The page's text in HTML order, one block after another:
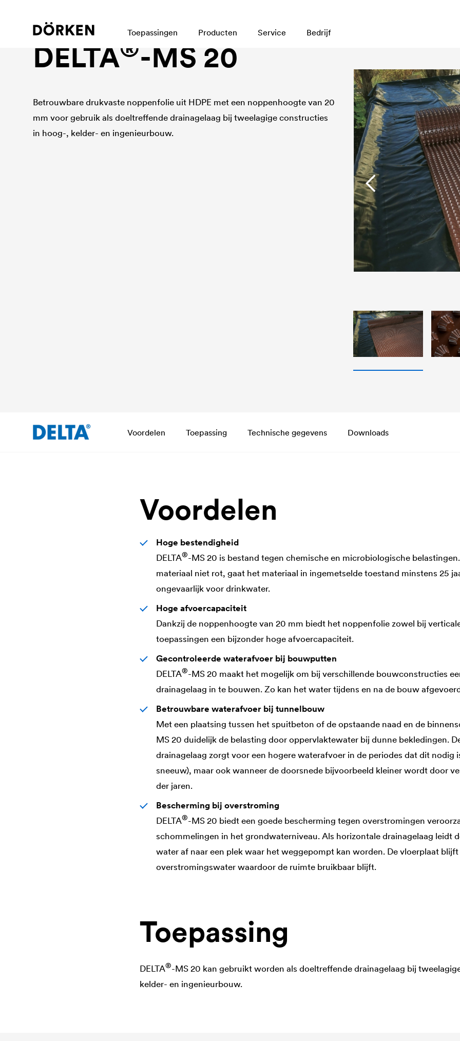
Toepassingen Producten Service Bedrijf
Noppenfolie
DELTA®-MS 20
Betrouwbare drukvaste noppenfolie uit HDPE met een noppenhoogte van 20
mm voor gebruik als doeltreffende drainagelaag bij tweelagige constructies
in hoog-, kelder- en ingenieurbouw.
Voordelen Toepassing Technische gegevens Downloads
Voordelen
Hoge bestendigheid
DELTA®-MS 20 is bestand tegen chemische en microbiologische
materiaal niet rot, gaat het materiaal in ingemetselde toestand minstens 25
ongevaarlijk voor drinkwater.
Hoge afvoercapaciteit
Dankzij de noppenhoogte van 20 mm biedt het noppenfolie zowel bij
toepassingen een bijzonder hoge afvoercapaciteit.
Gecontroleerde waterafvoer bij bouwputten
DELTA®-MS 20 maakt het mogelijk om bij verschillende bouwconstructies
drainagelaag in te bouwen. Zo kan het water tijdens en na de bouw
Betrouwbare waterafvoer bij tunnelbouw
Met een plaatsing tussen het spuitbeton of de opstaande naad en de
MS 20 duidelijk de belasting door oppervlaktewater bij dunne bekledingen.
drainagelaag zorgt voor een hogere waterafvoer in de periodes dat dit nodig
sneeuw), maar ook wanneer de doorsnede bijvoorbeeld kleiner wordt door
der jaren.
Bescherming bij overstroming
DELTA®-MS 20 biedt een goede bescherming tegen overstromingen
schommelingen in het grondwaterniveau. Als horizontale drainagelaag leidt
water af naar een plek waar het weggepompt kan worden. De vloerplaat
overstromingswater waardoor de ruimte bruikbaar blijft.
Toepassing
DELTA®-MS 20 kan gebruikt worden als doeltreffende drainagelaag bij
kelder- en ingenieurbouw.